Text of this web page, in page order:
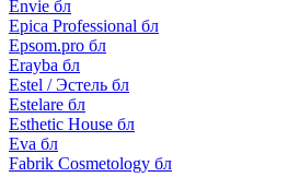
Envie бл
Epica Professional бл
Epsom.pro бл
Erayba бл
Estel / Эстель бл
Estelare бл
Esthetic House бл
Eva бл
Fabrik Cosmetology бл